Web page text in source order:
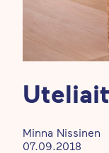
Minna Nissinen
07.09.2018